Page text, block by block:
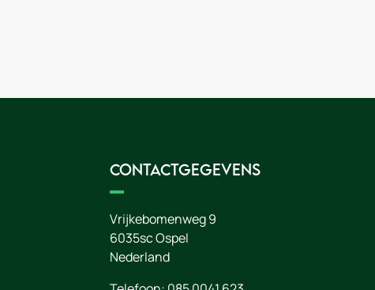
Contactgegevens
Vrijkebomenweg 9
6035scOspel
Nederland